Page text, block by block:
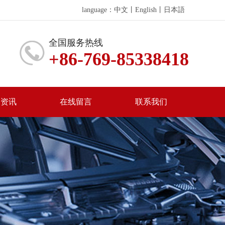
language： 中文 English 日本語
全国服务热线
+86-769-85338418
讯 在线留言 联系我们